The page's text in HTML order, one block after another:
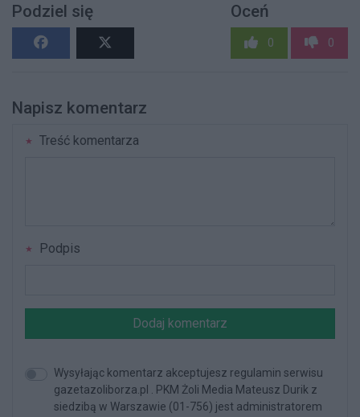
Podziel się Oceń
0 0
Napisz komentarz
Treść komentarza
Podpis
Dodaj komentarz
Wysyłając komentarz akceptujesz regulamin serwisu
gazetazoliborza.pl . PKM Żoli Media Mateusz Durik z
siedzibą w Warszawie (01-756) jest administratorem